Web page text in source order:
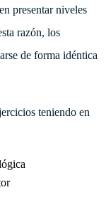
presentar niveles
razón, los
de forma idéntica
teniendo en